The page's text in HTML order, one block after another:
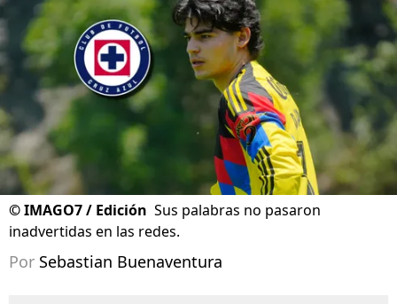
©IMAGO7 / Edición Sus palabras no pasaron
inadvertidas en las redes.
Por Sebastian Buenaventura